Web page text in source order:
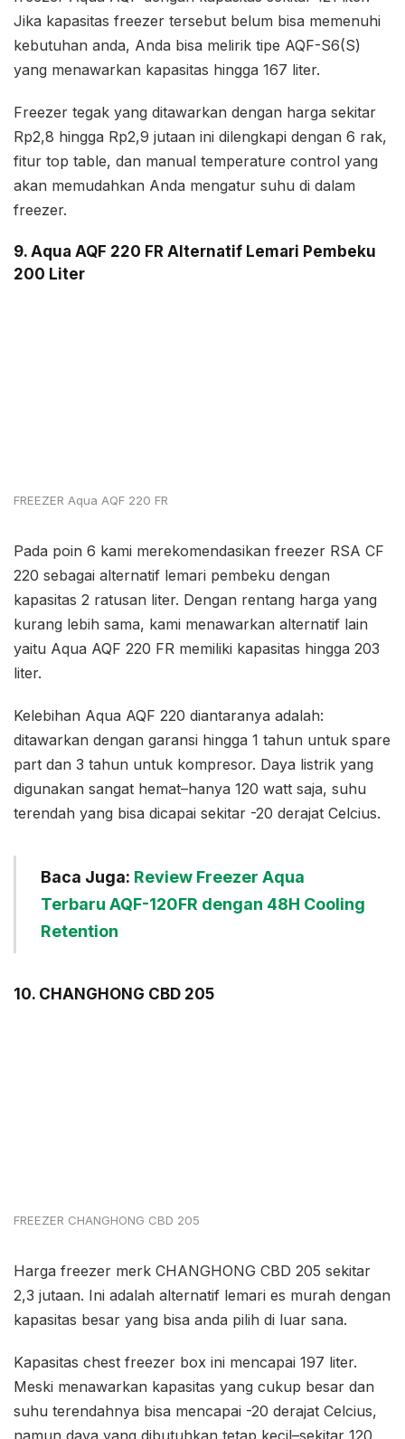
Jika kapasitas freezer tersebut belum bisa memenuhi
kebutuhan anda, Anda bisa melirik tipe AQF-S6(S)
yang menawarkan kapasitas hingga 167 liter.
Freezer tegak yang ditawarkan dengan harga sekitar
Rp2,8 hingga Rp2,9 jutaan ini dilengkapi dengan 6 rak,
fitur top table, dan manual temperature control yang
akan memudahkan Anda mengatur suhu di dalam
freezer.
9. Aqua AQF 220 FR Alternatif Lemari Pembeku
200 Liter
FREEZER Aqua AQF 220 FR
Pada poin 6 kami merekomendasikan freezer RSA CF
220 sebagai alternatif lemari pembeku dengan
kapasitas 2 ratusan liter. Dengan rentang harga yang
kurang lebih sama, kami menawarkan alternatif lain
yaitu Aqua AQF 220 FR memiliki kapasitas hingga 203
liter.
Kelebihan Aqua AQF 220 diantaranya adalah:
ditawarkan dengan garansi hingga 1 tahun untuk spare
part dan 3 tahun untuk kompresor. Daya listrik yang
digunakan sangat hemat–hanya 120 watt saja, suhu
terendah yang bisa dicapai sekitar -20 derajat Celcius.
Baca Juga: Review Freezer Aqua
Terbaru AQF-120FR dengan 48H Cooling
Retention
10. CHANGHONG CBD 205
FREEZER CHANGHONG CBD 205
Harga freezer merk CHANGHONG CBD 205 sekitar
2,3 jutaan. Ini adalah alternatif lemari es murah dengan
kapasitas besar yang bisa anda pilih di luar sana.
Kapasitas chest freezer box ini mencapai 197 liter.
Meski menawarkan kapasitas yang cukup besar dan
suhu terendahnya bisa mencapai -20 derajat Celcius,
namun daya yang dibutuhkan tetap kecil–sekitar 120